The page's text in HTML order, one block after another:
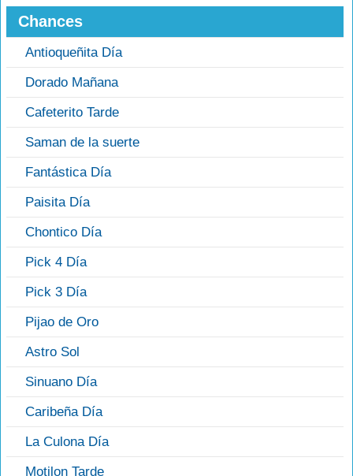
Chances
Antioqueñita Día
Dorado Mañana
Cafeterito Tarde
Saman de la suerte
Fantástica Día
Paisita Día
Chontico Día
Pick 4 Día
Pick 3 Día
Pijao de Oro
Astro Sol
Sinuano Día
Caribeña Día
La Culona Día
Motilon Tarde